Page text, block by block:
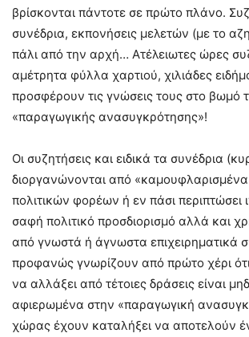
βρίσκονται πάντοτε σε πρώτο πλάνο.
συνέδρια, εκπονήσεις μελετών (με το
πάλι από την αρχή… Ατέλειωτες ώρες
αμέτρητα φύλλα χαρτιού, χιλιάδες
προσφέρουν τις γνώσεις τους στο βωμό
«παραγωγικής ανασυγκρότησης»!
Οι συζητήσεις και ειδικά τα συνέδρια
διοργανώνονται από
πολιτικών φορέων ή εν πάσι περιπτώσει
σαφή πολιτικό προσδιορισμό αλλά και
από γνωστά ή άγνωστα επιχειρηματικά
προφανώς γνωρίζουν από πρώτο χέρι
να αλλάξει από τέτοιες δράσεις είναι
αφιερωμένα στην «παραγωγική
χώρας έχουν καταλήξει να αποτελούν